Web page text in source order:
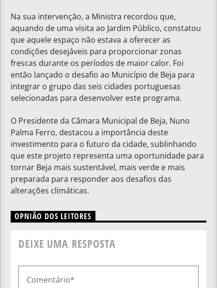
Na sua intervenção, a Ministra recordou que,
aquando de uma visita ao Jardim Público, constatou
que aquele espaço não estava a oferecer as
condições desejáveis para proporcionar zonas
frescas durante os períodos de maior calor. Foi
então lançado o desafio ao Município de Beja para
integrar o grupo das seis cidades portuguesas
selecionadas para desenvolver este programa.
O Presidente da Câmara Municipal de Beja, Nuno
Palma Ferro, destacou a importância deste
investimento para o futuro da cidade, sublinhando
que este projeto representa uma oportunidade para
tornar Beja mais sustentável, mais verde e mais
preparada para responder aos desafios das
alterações climáticas.
OPNIÃO DOS LEITORES
DEIXE UMA RESPOSTA